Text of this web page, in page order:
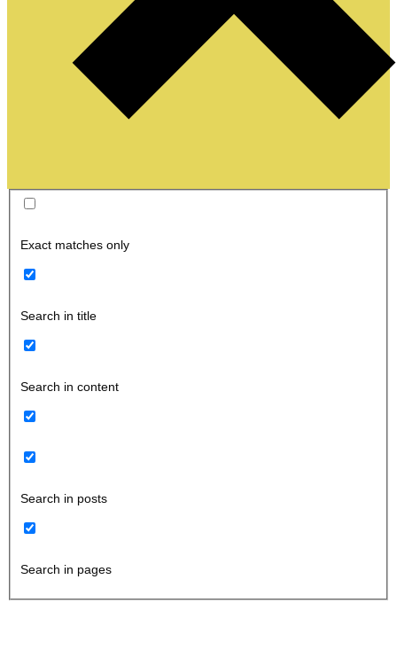
Exact matches only
Search in title
Search in content
Search in posts
Search in pages